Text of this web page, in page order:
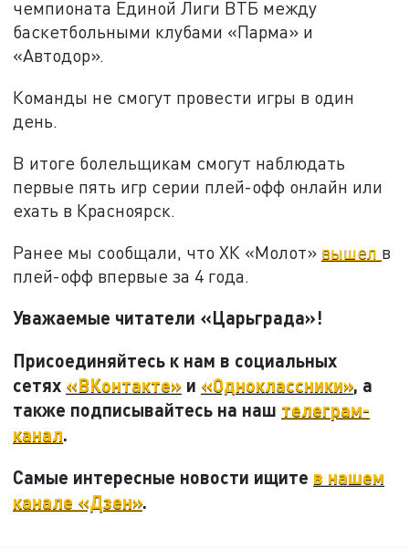
чемпионата Единой Лиги ВТБ между
баскетбольными клубами «Парма» и
«Автодор».
Команды не смогут провести игры в один
день.
В итоге болельщикам смогут наблюдать
первые пять игр серии плей-офф онлайн или
ехать в Красноярск.
Ранее мы сообщали, что ХК «Молот» вышел в
плей-офф впервые за 4 года.
Уважаемые читатели «Царьграда»!
Присоединяйтесь к нам в социальных
сетях «ВКонтакте» и «Одноклассники», а
также подписывайтесь на наш телеграм-
канал.
Самые интересные новости ищите в нашем
канале «Дзен».